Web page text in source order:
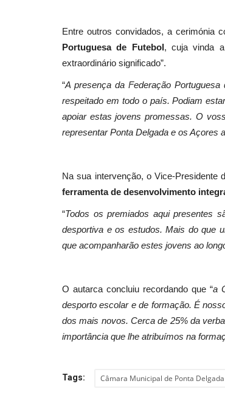
Entre outros convidados, a cerimónia
Portuguesa de Futebol, cuja vinda a
extraordinário significado”.
“A presença da Federação
respeitado em todo o país. Podiam
apoiar estas jovens promessas. O
representar Ponta Delgada e os Açores
Na sua intervenção, o Vice-Presidente
ferramenta de desenvolvimento
“Todos os premiados aqui presentes
desportiva e os estudos. Mais do que
que acompanharão estes jovens ao
O autarca concluiu recordando que “a
desporto escolar e de formação. É
dos mais novos. Cerca de 25% da
importância que lhe atribuímos na
Tags: Câmara Municipal de Ponta Delgada
"Concertos que
regressa já no
Revista Descla Set 30, 2021 4483